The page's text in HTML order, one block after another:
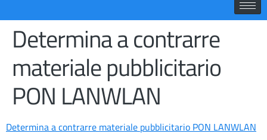
Determina a contrarre
materiale pubblicitario
PON LANWLAN
Determina a contrarre materiale pubblicitario PON LANWLAN